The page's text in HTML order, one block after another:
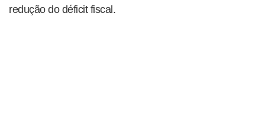
redução do déficit fiscal.